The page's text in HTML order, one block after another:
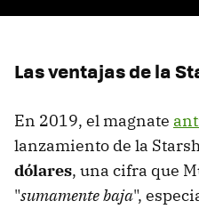
Las ventajas de la
En 2019, el magnate
lanzamiento de la
dólares, una cifra que
"sumamente baja",